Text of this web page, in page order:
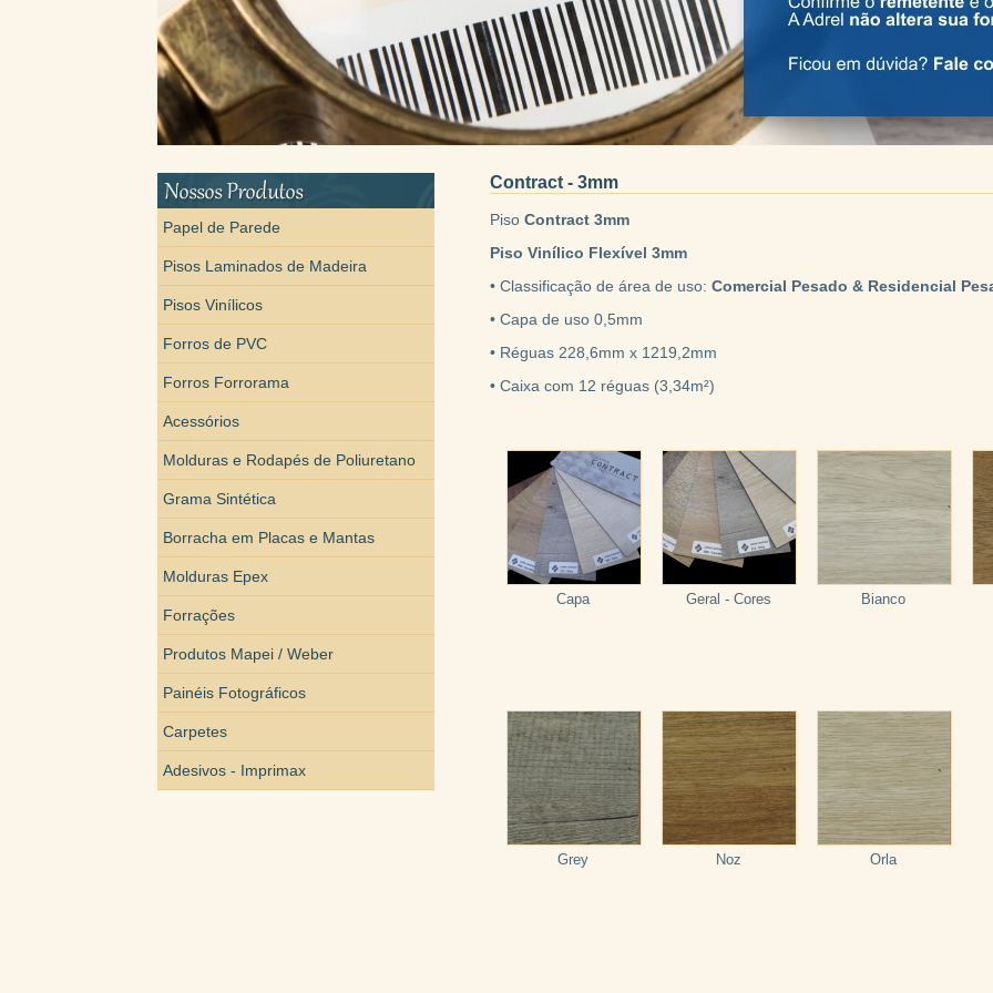
Papel de Parede
Pisos Laminados de Madeira
Pisos Vinílicos
Forros de PVC
Forros Forrorama
Acessórios
Molduras e Rodapés de Poliuretano
Grama Sintética
Borracha em Placas e Mantas
Molduras Epex
Forrações
Produtos Mapei / Weber
Painéis Fotográficos
Carpetes
Adesivos - Imprimax
Contract - 3mm
Piso Contract 3mm
Piso Vinílico Flexível 3mm
• Classificação de área de uso: Comercial Pesado & Residencial
• Capa de uso 0,5mm
• Réguas 228,6mm x 1219,2mm
• Caixa com 12 réguas (3,34m²)
Capa Geral - Cores Bianco
Grey Noz Orla